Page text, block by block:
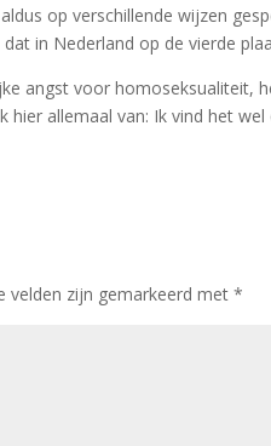
op verschillende wijzen
in Nederland op de vierde
angst voor homoseksualiteit,
allemaal van: Ik vind het
velden zijn gemarkeerd met*